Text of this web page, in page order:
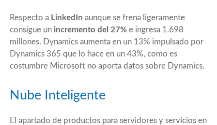
Respecto a LinkedIn aunque se frena ligeramente
consigue un incremento del 27% e ingresa 1.698
millones. Dynamics aumenta en un 13% impulsado por
Dynamics 365 que lo hace en un 43%, como es
costumbre Microsoft no aporta datos sobre Dynamics.
Nube Inteligente
El apartado de productos para servidores y servicios en